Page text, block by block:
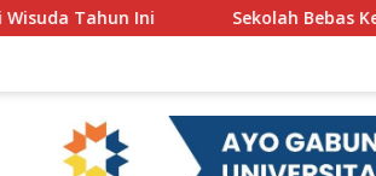
Sekolah Bebas Kekerasan,